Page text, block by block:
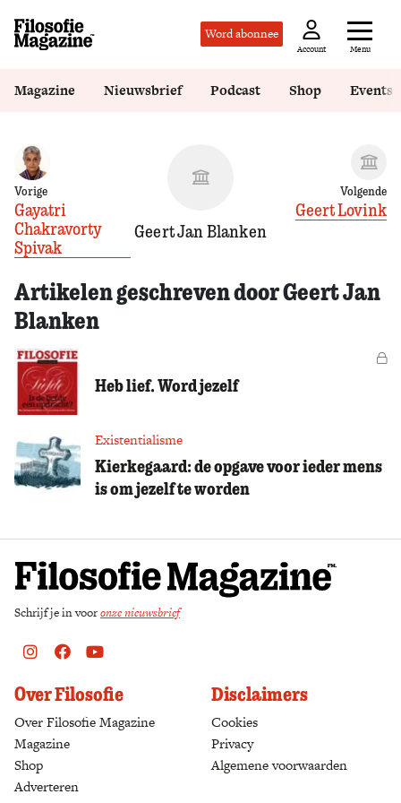
Word abonnee
Account Menu
Magazine Nieuwsbrief Podcast Shop Events
Vorige
Gayatri
Chakravorty
Spivak
Geert Jan Blanken
Volgende
Geert Lovink
Artikelen geschreven door Geert Jan
Blanken
Heb lief. Word jezelf
Existentialisme
Kierkegaard: de opgave voor ieder mens
is om jezelf te worden
Schrijf je in vooronze nieuwsbrief
Instagram
FacebookYoutube
Over Filosofie
Over Filosofie Magazine
Magazine
Shop
Adverteren
Disclaimers
Cookies
Privacy
Algemene voorwaarden